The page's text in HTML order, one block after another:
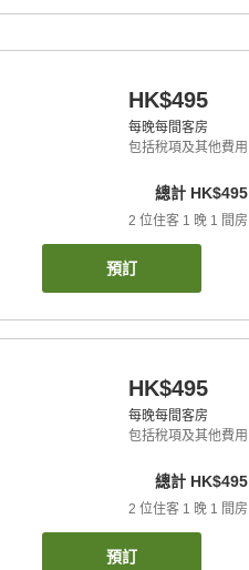
HK$495
每晚每間客房
包括稅項及其他費用
總計 HK$495
2 位住客 1 晚 1 間房
預訂
HK$495
每晚每間客房
包括稅項及其他費用
總計 HK$495
2 位住客 1 晚 1 間房
預訂